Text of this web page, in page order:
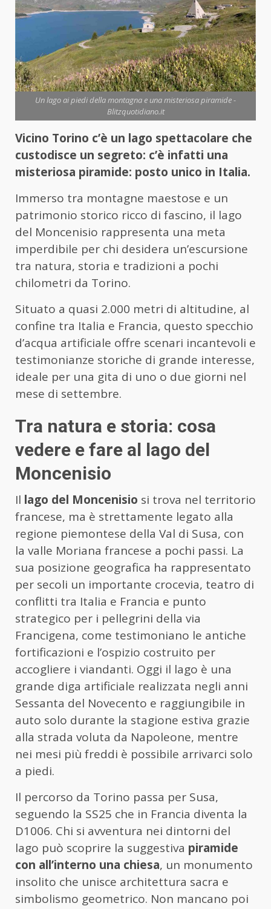
Un lago ai piedi della montagna e una misteriosa piramide -
Blitzquotidiano.it
Vicino Torino c’è un lago spettacolare che
custodisce un segreto: c’è infatti una
misteriosa piramide: posto unico in Italia.
Immerso tra montagne maestose e un
patrimonio storico ricco di fascino, il lago
del Moncenisio rappresenta una meta
imperdibile per chi desidera un’escursione
tra natura, storia e tradizioni a pochi
chilometri da Torino.
Situato a quasi 2.000 metri di altitudine, al
confine tra Italia e Francia, questo specchio
d’acqua artificiale offre scenari incantevoli e
testimonianze storiche di grande interesse,
ideale per una gita di uno o due giorni nel
mese di settembre.
Tra natura e storia: cosa
vedere e fare al lago del
Moncenisio
Il lago del Moncenisio si trova nel territorio
francese, ma è strettamente legato alla
regione piemontese della Val di Susa, con
la valle Moriana francese a pochi passi. La
sua posizione geografica ha rappresentato
per secoli un importante crocevia, teatro di
conflitti tra Italia e Francia e punto
strategico per i pellegrini della via
Francigena, come testimoniano le antiche
fortificazioni e l’ospizio costruito per
accogliere i viandanti. Oggi il lago è una
grande diga artificiale realizzata negli anni
Sessanta del Novecento e raggiungibile in
auto solo durante la stagione estiva grazie
alla strada voluta da Napoleone, mentre
nei mesi più freddi è possibile arrivarci solo
a piedi.
Il percorso da Torino passa per Susa,
seguendo la SS25 che in Francia diventa la
D1006. Chi si avventura nei dintorni del
lago può scoprire la suggestiva piramide
con all’interno una chiesa, un monumento
insolito che unisce architettura sacra e
simbolismo geometrico. Non mancano poi